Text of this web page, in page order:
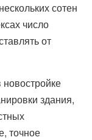
сотен
число
от
новостройке
здания,
точное